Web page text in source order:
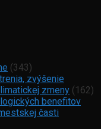
(343)
zvýšenie
zmeny (162)
benefitov
časti